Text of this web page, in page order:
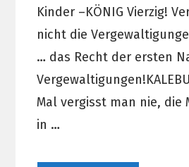
Kinder –KÖNIG Vierzig!
nicht die
… das Recht der ersten
Mal vergisst man nie, die
in …